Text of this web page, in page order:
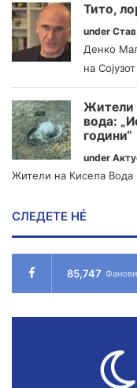
Тито,
under Став
Денко
на
Жители
вода:
години“
under
Жители на Кисела Вода
СЛЕДЕТЕ НÉ
85,747 Фанови